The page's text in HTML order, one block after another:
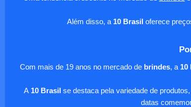
Além disso, a 10 Brasil oferece
Com mais de 19 anos no mercado de brindes, a 10
A10 Brasil se destaca pela variedade de
datas